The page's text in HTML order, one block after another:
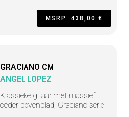
MSRP: 438,00 €
GRACIANO CM
ANGEL LOPEZ
Klassieke gitaar met massief
ceder bovenblad, Graciano serie